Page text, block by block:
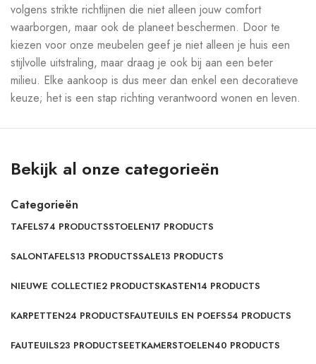
volgens strikte richtlijnen die niet alleen jouw comfort
waarborgen, maar ook de planeet beschermen. Door te
kiezen voor onze meubelen geef je niet alleen je huis een
stijlvolle uitstraling, maar draag je ook bij aan een beter
milieu. Elke aankoop is dus meer dan enkel een decoratieve
keuze; het is een stap richting verantwoord wonen en leven.
Bekijk al onze categorieën
Categorieën
TAFELS74 PRODUCTSSTOELEN17 PRODUCTS
SALONTAFELS13 PRODUCTSSALE13 PRODUCTS
NIEUWE COLLECTIE2 PRODUCTSKASTEN14 PRODUCTS
KARPETTEN24 PRODUCTSFAUTEUILS EN POEFS54 PRODUCTS
FAUTEUILS23 PRODUCTSEETKAMERSTOELEN40 PRODUCTS